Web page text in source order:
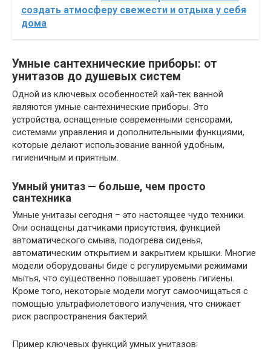
создать атмосферу свежести и отдыха у себя
дома
Умные сантехнические приборы: от
унитазов до душевых систем
Одной из ключевых особенностей хай-тек ванной
являются умные сантехнические приборы. Это
устройства, оснащенные современными сенсорами,
системами управления и дополнительными функциями,
которые делают использование ванной удобным,
гигиеничным и приятным.
Умный унитаз — больше, чем просто
сантехника
Умные унитазы сегодня – это настоящее чудо техники.
Они оснащены датчиками присутствия, функцией
автоматического смыва, подогрева сиденья,
автоматическим открытием и закрытием крышки. Многие
модели оборудованы биде с регулируемыми режимами
мытья, что существенно повышает уровень гигиены.
Кроме того, некоторые модели могут самоочищаться с
помощью ультрафиолетового излучения, что снижает
риск распространения бактерий.
Пример ключевых функций умных унитазов: